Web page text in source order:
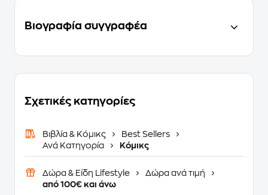
Βιογραφία συγγραφέα
Σχετικές κατηγορίες
Βιβλία & Κόμικς
Best Sellers
Ανά Κατηγορία
Κόμικς
Δώρα & Είδη Lifestyle
Δώρα ανά τιμή
από 100€ και άνω